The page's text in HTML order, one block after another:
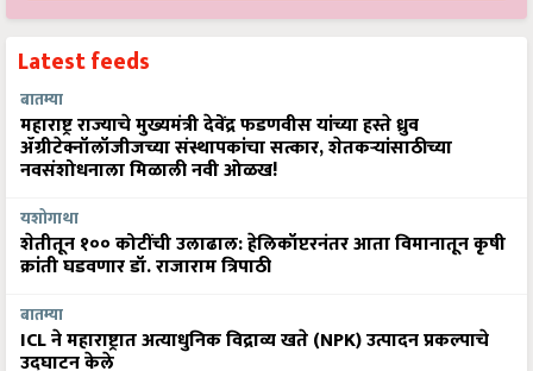
बातम्या
महाराष्ट्र राज्याचे मुख्यमंत्री देवेंद्र फडणवीस यांच्या हस्ते ध्रुव
ॲग्रीटेक्नॉलॉजीजच्या संस्थापकांचा सत्कार, शेतकऱ्यांसाठीच्या
नवसंशोधनाला मिळाली नवी ओळख!
शेतीतून १०० कोटींची उलाढाल: हेलिकॉप्टरनंतर आता विमानातून कृषी
क्रांती घडवणार डॉ. राजाराम त्रिपाठी
ICL ने महाराष्ट्रात अत्याधुनिक विद्राव्य खते (NPK) उत्पादन प्रकल्पाचे
उद्घाटन केले